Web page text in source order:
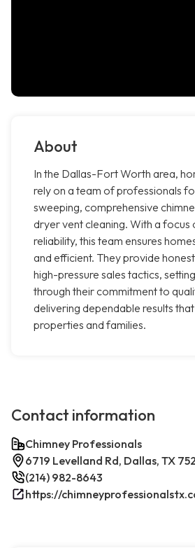
About
In the Dallas-Fort Worth area,
rely on a team of professionals
sweeping, comprehensive
dryer vent cleaning. With a focus
reliability, this team ensures
and efficient. They provide
high-pressure sales tactics,
through their commitment to
delivering dependable results
properties and families.
Contact information
Chimney Professionals
6719 Levelland Rd, Dallas, TX
(214) 982-8643
https://